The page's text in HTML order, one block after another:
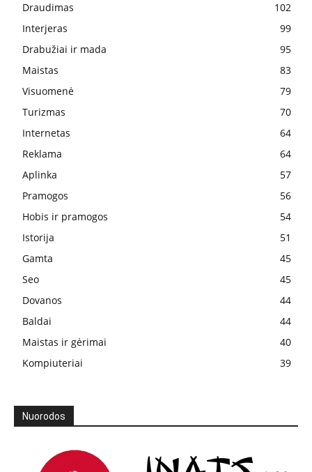
Draudimas
102
Interjeras
99
Drabužiai ir mada
95
Maistas
83
Visuomenė
79
Turizmas
70
Internetas
64
Reklama
64
Aplinka
57
Pramogos
56
Hobis ir pramogos
54
Istorija
51
Gamta
45
Seo
45
Dovanos
44
Baldai
44
Maistas ir gėrimai
40
Kompiuteriai
39
Nuorodos